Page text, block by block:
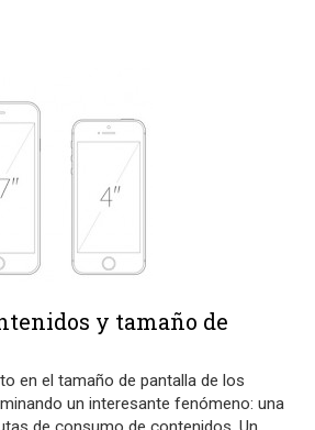
y tamaño de
en el tamaño de pantalla de los
un interesante fenómeno: una